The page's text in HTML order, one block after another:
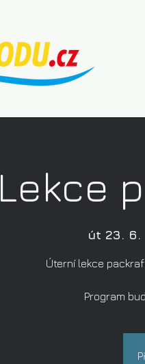
Lekce
út 23. 6.
Úterní lekce
Program